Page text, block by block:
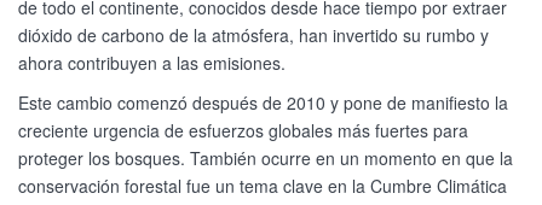
de todo el continente, conocidos desde hace tiempo por extraer
dióxido de carbono de la atmósfera, han invertido su rumbo y
ahora contribuyen a las emisiones.
Este cambio comenzó después de 2010 y pone de manifiesto la
creciente urgencia de esfuerzos globales más fuertes para
proteger los bosques. También ocurre en un momento en que la
conservación forestal fue un tema clave en la Cumbre Climática